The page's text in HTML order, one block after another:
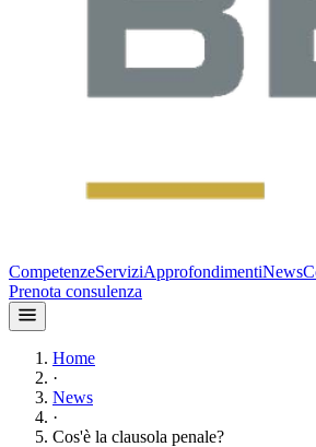
CompetenzeServiziApprofondimentiNews
Prenota consulenza
Home
·
News
·
Cos'è la clausola penale?